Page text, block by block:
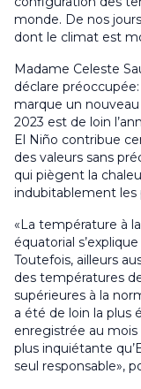
monde. De nos
dont le climat est
Madame Celeste
déclare
marque un
2023 est de loin
El Niño contribue
des valeurs sans
qui piègent la
indubitablement les
«La température à
équatorial
Toutefois, ailleurs
des températures
supérieures à la
a été de loin la plus
enregistrée au mois
plus inquiétante
seul responsable»,